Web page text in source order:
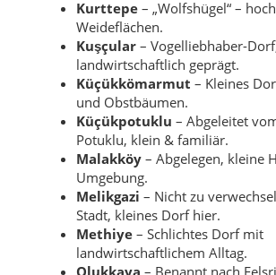
Kurttepe – „Wolfshügel“ –
Weideflächen.
Kuşçular – Vogelliebhaber-
landwirtschaftlich geprägt.
Küçükkömarmut – Kleines
und Obstbäumen.
Küçükpotuklu – Abgeleitet
Potuklu, klein & familiär.
Malakköy – Abgelegen, kleine
Umgebung.
Melikgazi – Nicht zu
Stadt, kleines Dorf hier.
Methiye – Schlichtes Dorf mit
landwirtschaftlichem Alltag.
Olukkaya – Benannt nach